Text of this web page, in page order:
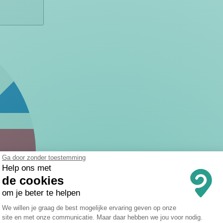
Ga door zonder toestemming
Help ons met
de cookies
om je beter te helpen
Toestemmingsbeheerplatform:
We willen je graag de best mogelijke ervaring geven op onze
site en met onze communicatie. Maar daar hebben we jou voor nodig.